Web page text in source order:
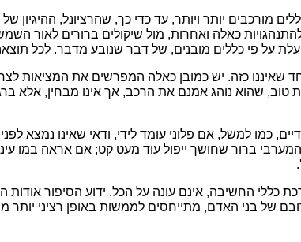
מורכבים יותר ויותר, עד כדי כך, שהרציונל, ההיגיון
כאלה ואחרות, מול שיקולים ברורים לאור
על פי כללים מובנים, של דבר שנובע מדבר. לכל
שאיננו כזה. יש כמובן כאלה המפרשים את המציאות
טוב, שהוא נוהג אמנם את הרכב, אך אינו מבחין, אלא
כמו למשל, אם פלוני עומד לידי, ודאי שאינו נמצא
ברור שחושך ייפול עוד מעט קט; אם אראה במו
החשיבה, אינם עונה על הכל. ידוע הסיפור אודות
של בני האדם, מתייחסים לממשות באופן רציני יותר